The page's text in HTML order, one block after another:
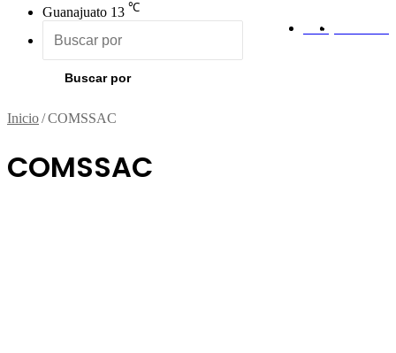
Guanajuato 13 ℃
RSS
Buscar por
Inicio/COMSSAC
COMSSAC